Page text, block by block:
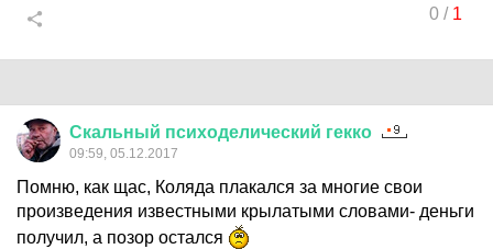
0/ 1
Скальный психоделический гекко
09:59, 05.12.2017
Помню, как щас, Коляда плакался за многие свои
произведения известными крылатыми словами- деньги
получил, а позор остался